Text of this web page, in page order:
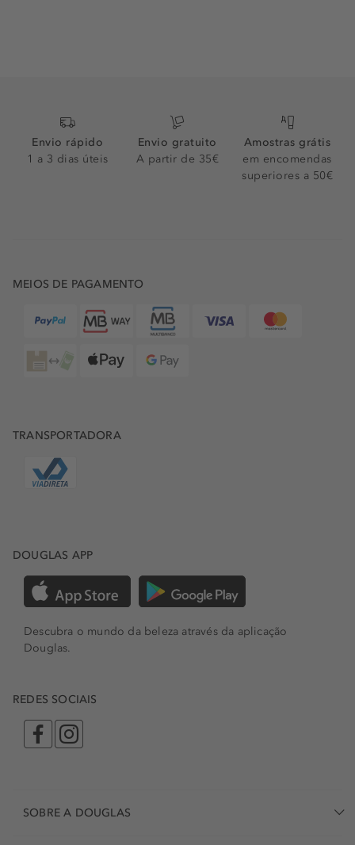
Envio rápido
1 a 3 dias úteis
Envio gratuito
A partir de 35€
Amostras grátis
em encomendas
superiores a 50€
MEIOS DE PAGAMENTO
TRANSPORTADORA
DOUGLAS APP
Descubra o mundo da beleza através da aplicação
Douglas.
REDES SOCIAIS
SOBRE A DOUGLAS